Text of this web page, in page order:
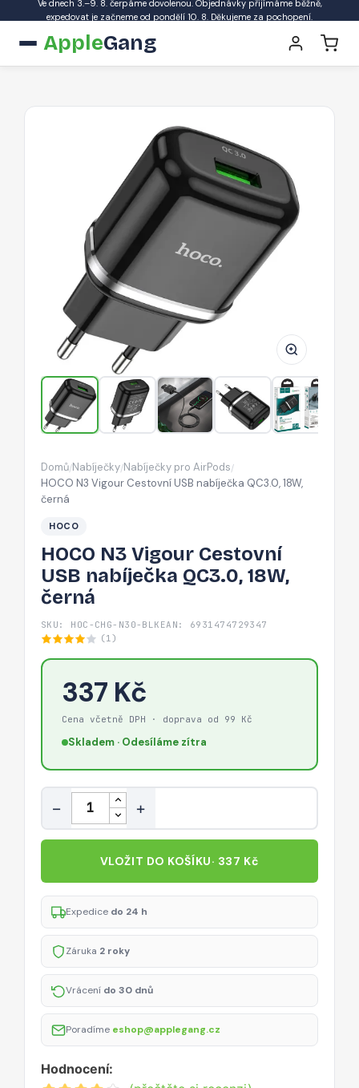
Ve dnech 3.–9. 8. čerpáme dovolenou. Objednávky přijímáme běžně,
expedovat je začneme od pondělí 10. 8. Děkujeme za pochopení.
AppleGang
HOCO
Cestovní
USB
QC3.0,
18W,
černá
Domů/Nabíječky/Nabíječky pro AirPods/
HOCO N3 Vigour Cestovní USB nabíječka QC3.0, 18W,
černá
HOCO
HOCO N3 Vigour Cestovní
USB nabíječka QC3.0, 18W,
černá
SKU: HOC-CHG-N30-BLK EAN: 6931474729347
(1)
337 Kč
Cena včetně DPH · doprava od 99 Kč
Skladem · Odesíláme zítra
Množství
− +
VLOŽIT DO KOŠÍKU· 337 Kč
Expedice do 24 h
Záruka 2 roky
Vrácení do 30 dnů
Poradíme eshop@applegang.cz
Hodnocení: